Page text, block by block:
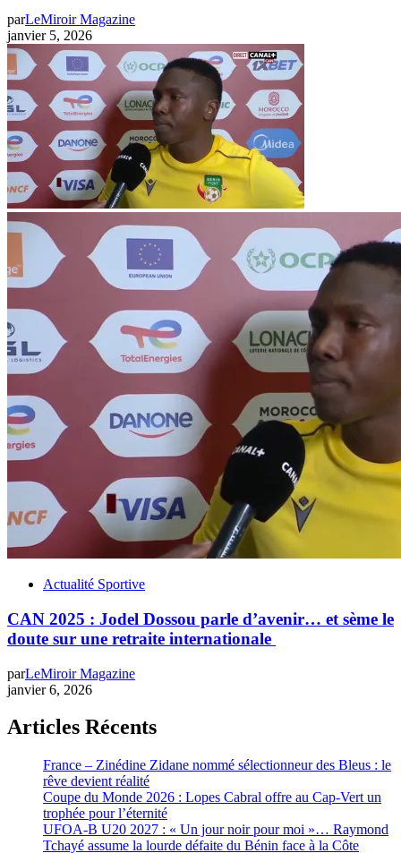
parLeMiroir Magazine
janvier 5, 2026
Actualité Sportive
CAN 2025 : Jodel Dossou parle d’avenir… et sème le
doute sur une retraite internationale
parLeMiroir Magazine
janvier 6, 2026
Articles Récents
France – Zinédine Zidane nommé sélectionneur des Bleus : le
rêve devient réalité
Coupe du Monde 2026 : Lopes Cabral offre au Cap-Vert un
trophée pour l’éternité
UFOA-B U20 2027 : « Un jour noir pour moi »… Raymond
Tchayé assume la lourde défaite du Bénin face à la Côte